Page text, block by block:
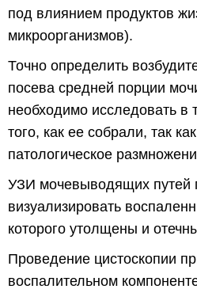
под влиянием продуктов
микроорганизмов).
Точно определить
посева средней порции
необходимо исследовать в
того, как ее собрали, так
патологическое
УЗИ мочевыводящих путей
визуализировать
которого утолщены и
Проведение цистоскопии
воспалительном